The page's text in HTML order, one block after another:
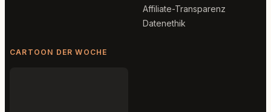
Affiliate-Transparenz
Datenethik
CARTOON DER WOCHE